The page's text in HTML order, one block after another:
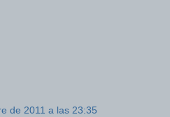
de 2011 a las 23:35